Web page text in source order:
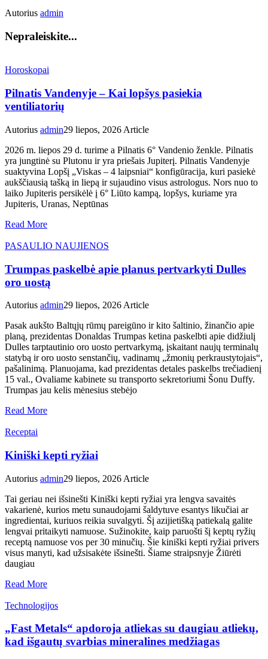
Autorius admin
Nepraleiskite...
Horoskopai
Pilnatis Vandenyje – Kai lopšys pasiekia
ventiliatorių
Autorius admin29 liepos, 2026 Article
2026 m. liepos 29 d. turime a Pilnatis 6° Vandenio ženkle. Pilnatis
yra jungtinė su Plutonu ir yra priešais Jupiterį. Pilnatis Vandenyje
suaktyvina Lopšį „Viskas – 4 laipsniai“ konfigūracija, kuri pasiekė
aukščiausią tašką in liepą ir sujaudino visus astrologus. Nors nuo to
laiko Jupiteris persikėlė į 6° Liūto kampą, lopšys, kuriame yra
Jupiteris, Uranas, Neptūnas
Read More
PASAULIO NAUJIENOS
Trumpas paskelbė apie planus pertvarkyti Dulles
oro uostą
Autorius admin29 liepos, 2026 Article
Pasak aukšto Baltųjų rūmų pareigūno ir kito šaltinio, žinančio apie
planą, prezidentas Donaldas Trumpas ketina paskelbti apie didžiulį
Dulles tarptautinio oro uosto pertvarkymą, įskaitant naujų terminalų
statybą ir oro uosto senstančių, vadinamų „žmonių perkraustytojais“,
pašalinimą. Planuojama, kad prezidentas detales paskelbs trečiadienį
15 val., Ovaliame kabinete su transporto sekretoriumi Šonu Duffy.
Trumpas jau kelis mėnesius stebėjo
Read More
Receptai
Kiniški kepti ryžiai
Autorius admin29 liepos, 2026 Article
Tai geriau nei išsinešti Kiniški kepti ryžiai yra lengva savaitės
vakarienė, kurios metu sunaudojami šaldytuve esantys likučiai ar
ingredientai, kuriuos reikia suvalgyti. Šį azijietišką patiekalą galite
lengvai pritaikyti namuose. Sužinokite, kaip paruošti šį keptų ryžių
receptą namuose vos per 30 minučių. Šie kiniški kepti ryžiai privers
visus manyti, kad užsisakėte išsinešti. Šiame straipsnyje Žiūrėti
daugiau
Read More
Technologijos
„Fast Metals“ apdoroja atliekas su daugiau atliekų,
kad išgautų svarbias mineralines medžiagas